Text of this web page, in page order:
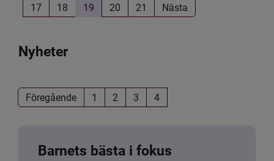
17
18 19 20 21 Nästa
Nyheter
Föregående 1 2 3 4
Barnets bästa i fokus